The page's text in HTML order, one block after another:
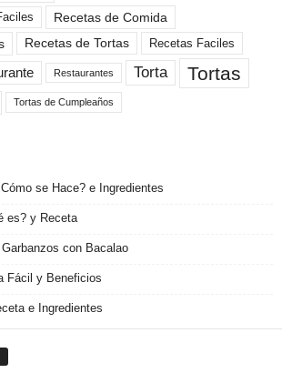
Recetas de Comida
Recetas de Tortas Recetas Faciles
Restaurantes Torta Tortas
Tortas de Cumpleaños
se Hace? e Ingredientes
es? y Receta
con Bacalao
Fácil y Beneficios
e Ingredientes